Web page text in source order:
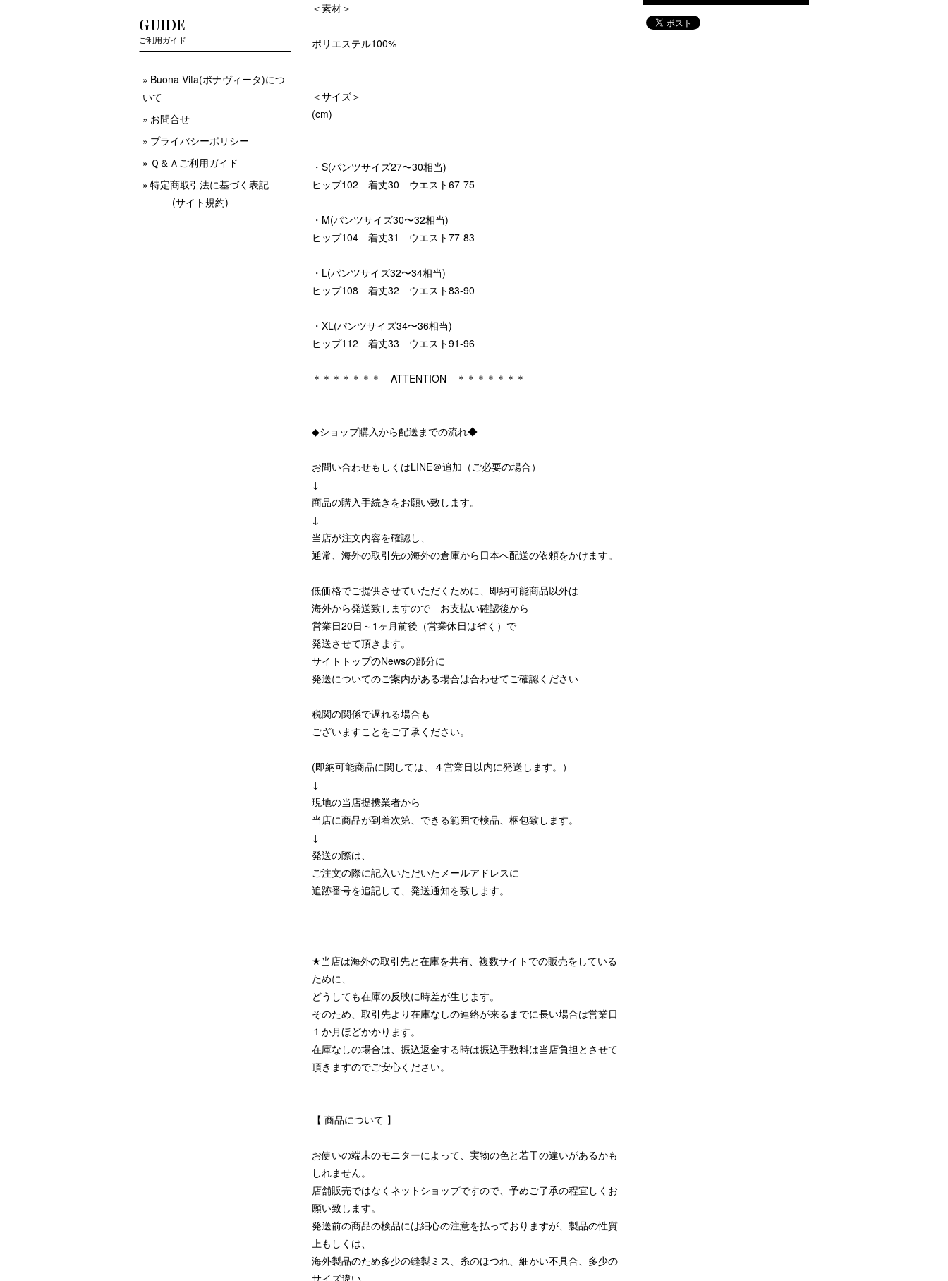
＜素材＞
ポリエステル100%
＜サイズ＞
(cm)
・S(パンツサイズ27〜30相当)
ヒップ102 着丈30 ウエスト67-75
・M(パンツサイズ30〜32相当)
ヒップ104 着丈31 ウエスト77-83
・L(パンツサイズ32〜34相当)
ヒップ108 着丈32 ウエスト83-90
・XL(パンツサイズ34〜36相当)
ヒップ112 着丈33 ウエスト91-96
＊＊＊＊＊＊＊ ATTENTION ＊＊＊＊＊＊＊
◆ショップ購入から配送までの流れ◆
お問い合わせもしくはLINE＠追加（ご必要の場合）
↓
商品の購入手続きをお願い致します。
↓
当店が注文内容を確認し、
通常、海外の取引先の海外の倉庫から日本へ配送の依頼をかけます。
低価格でご提供させていただくために、即納可能商品以外は
海外から発送致しますので お支払い確認後から
営業日20日～1ヶ月前後（営業休日は省く）で
発送させて頂きます。
サイトトップのNewsの部分に
発送についてのご案内がある場合は合わせてご確認ください
税関の関係で遅れる場合も
ございますことをご了承ください。
(即納可能商品に関しては、４営業日以内に発送します。）
↓
現地の当店提携業者から
当店に商品が到着次第、できる範囲で検品、梱包致します。
↓
発送の際は、
ご注文の際に記入いただいたメールアドレスに
追跡番号を追記して、発送通知を致します。
★当店は海外の取引先と在庫を共有、複数サイトでの販売をしている
ために、
どうしても在庫の反映に時差が生じます。
そのため、取引先より在庫なしの連絡が来るまでに長い場合は営業日
１か月ほどかかります。
在庫なしの場合は、振込返金する時は振込手数料は当店負担とさせて
頂きますのでご安心ください。
【 商品について 】
お使いの端末のモニターによって、実物の色と若干の違いがあるかも
しれません。
店舗販売ではなくネットショップですので、予めご了承の程宜しくお
願い致します。
発送前の商品の検品には細心の注意を払っておりますが、製品の性質
上もしくは、
海外製品のため多少の縫製ミス、糸のほつれ、細かい不具合、多少の
GUIDE
ご利用ガイド
Buona Vita(ボナヴィータ)につ
いて
お問合せ
プライバシーポリシー
Ｑ＆Ａご利用ガイド
特定商取引法に基づく表記
(サイト規約)